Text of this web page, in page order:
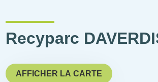
Recyparc
AFFICHER LA CARTE